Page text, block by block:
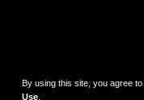
By using this site, you agree to
Use